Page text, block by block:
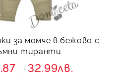
за момче в бежово с
тиранти
32.99лв.